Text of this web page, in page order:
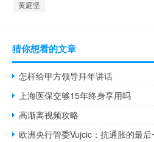
黄庭坚
猜你想看的文章
怎样给甲方领导拜年讲话
上海医保交够15年终身享用吗
高渐离视频攻略
欧洲央行管委Vujcic：抗通胀的最